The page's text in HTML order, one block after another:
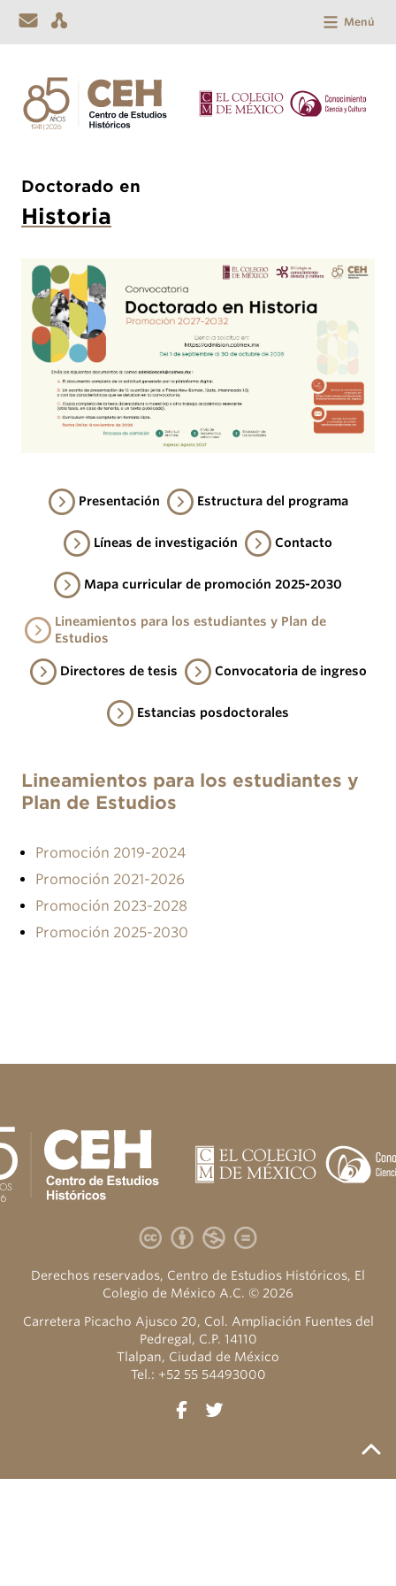
Menú
Doctorado en
Historia
Presentación Estructura del programa
Líneas de investigación Contacto
Mapa curricular de promoción 2025-2030
Lineamientos para los estudiantes y Plan de
Estudios
Directores de tesis Convocatoria de ingreso
Estancias posdoctorales
Lineamientos para los estudiantes y
Plan de Estudios
Promoción 2019-2024
Promoción 2021-2026
Promoción 2023-2028
Promoción 2025-2030
Derechos reservados, Centro de Estudios Históricos, El
Colegio de México A.C. © 2026
Carretera Picacho Ajusco 20, Col. Ampliación Fuentes del
Pedregal, C.P. 14110
Tlalpan, Ciudad de México
Tel.: +52 55 54493000